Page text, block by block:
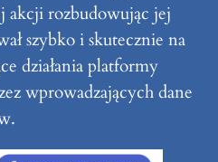
akcji rozbudowując jej
szybko i skutecznie na
działania platformy
wprowadzających dane